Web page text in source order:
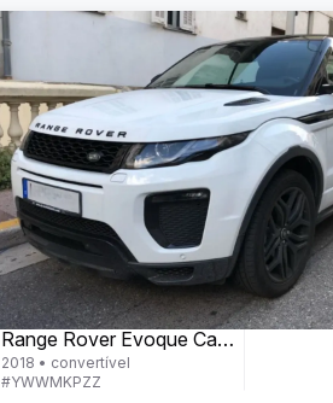
Land Rover
Range Rover Evoque Cabrio
2018 • convertível
#YWWMKPZZ